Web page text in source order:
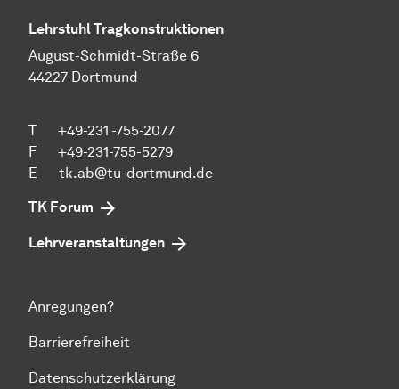
Lehrstuhl Tragkonstruktionen
August-Schmidt-Straße 6
44227 Dortmund
T +49-231 -755-2077
F +49-231-755-5279
E tk.ab@tu-dortmund.de
TK Forum
Lehrveranstaltungen
Anregungen?
Barrierefreiheit
Datenschutzerklärung